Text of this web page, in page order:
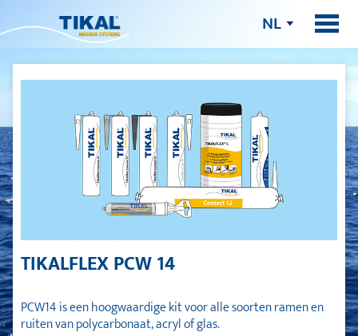
NL
TIKALFLEX PCW 14
PCW14 is een hoogwaardige kit voor alle soorten ramen en
ruiten van polycarbonaat, acryl of glas.